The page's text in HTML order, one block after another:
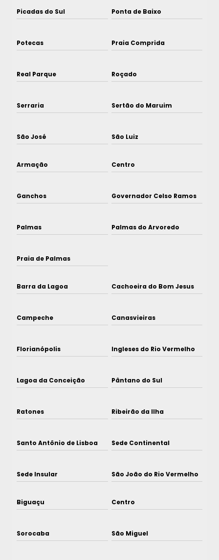
Picadas do Sul Ponta de Baixo
Potecas Praia Comprida
Real Parque Roçado
Serraria Sertão do Maruim
São José São Luiz
Armação Centro
Ganchos Governador Celso Ramos
Palmas Palmas do Arvoredo
Praia de Palmas
Barra da Lagoa Cachoeira do Bom Jesus
Campeche Canasvieiras
Florianópolis Ingleses do Rio Vermelho
Lagoa da Conceição Pântano do Sul
Ratones Ribeirão da Ilha
Santo Antônio de Lisboa Sede Continental
Sede Insular São João do Rio Vermelho
Biguaçu Centro
Sorocaba São Miguel